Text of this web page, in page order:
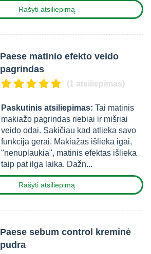
Rašyti atsiliepimą
Paese matinio efekto veido
pagrindas
(1 atsiliepimas)
Paskutinis atsiliepimas: Tai matinis
makiažo pagrindas riebiai ir mišriai
veido odai. Sakičiau kad atlieka savo
funkcija gerai. Makiažas išlieka igai,
"nenuplaukia", matinis efektas išlieka
taip pat ilga laika. Dažn...
Rašyti atsiliepimą
Paese sebum control kreminė
pudra